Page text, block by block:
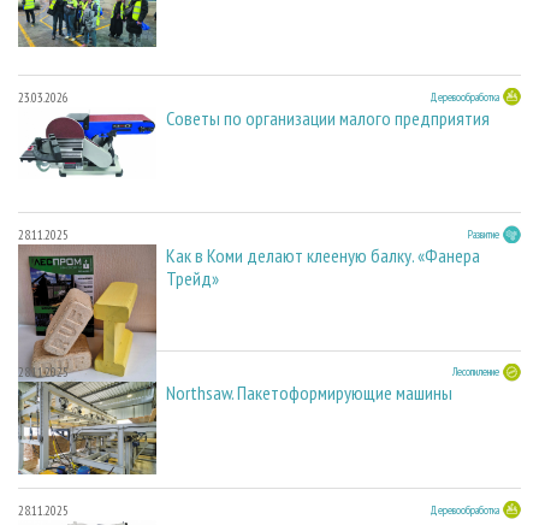
23.03.2026 Деревообработка
Советы по организации малого предприятия
28.11.2025 Развитие
Как в Коми делают клееную балку. «Фанера
Трейд»
28.11.2025 Лесопиление
Northsaw. Пакетоформирующие машины
28.11.2025 Деревообработка